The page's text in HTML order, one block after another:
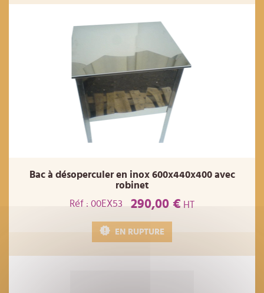
Bac à désoperculer en inox 600x440x400 avec
robinet
Réf : 00EX53
290,00 € HT
EN RUPTURE